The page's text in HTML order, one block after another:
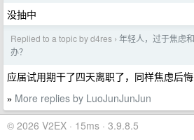
没抽中
Replied to a topic by d4res › 年轻人，过于焦虑
办？
应届试用期干了四天离职了，同样焦虑后
» More replies by LuoJunJunJun
© 2026 V2EX · 15ms · 3.9.8.5